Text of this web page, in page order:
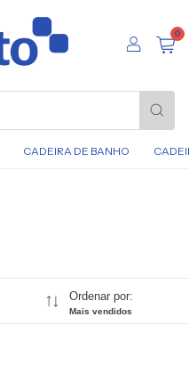
0
CADEIRA DE BANHO
Ordenar por:
Mais vendidos